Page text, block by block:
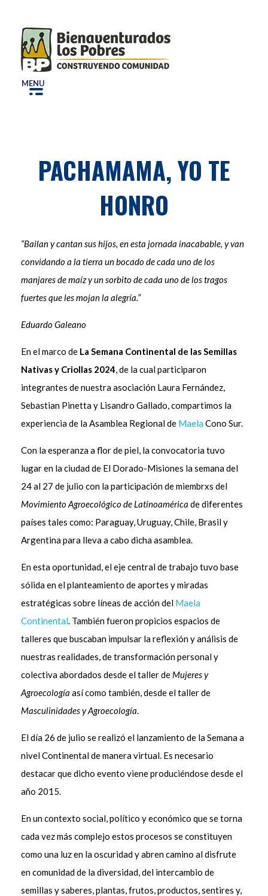
Bepe
MENU
PACHAMAMA, YO TE
HONRO
“Bailan y cantan sus hijos, en esta jornada inacabable, y van
convidando a la tierra un bocado de cada uno de los
manjares de maíz y un sorbito de cada uno de los tragos
fuertes que les mojan la alegría.”
Eduardo Galeano
En el marco de La Semana Continental de las Semillas
Nativas y Criollas 2024, de la cual participaron
integrantes de nuestra asociación Laura Fernández,
Sebastian Pinetta y Lisandro Gallado, compartimos la
experiencia de la Asamblea Regional de Maela Cono Sur.
Con la esperanza a flor de piel, la convocatoria tuvo
lugar en la ciudad de El Dorado-Misiones la semana del
24 al 27 de julio con la participación de miembrxs del
Movimiento Agroecológico de Latinoamérica de diferentes
países tales como: Paraguay, Uruguay, Chile, Brasil y
Argentina para lleva a cabo dicha asamblea.
En esta oportunidad, el eje central de trabajo tuvo base
sólida en el planteamiento de aportes y miradas
estratégicas sobre líneas de acción del Maela
Continental. También fueron propicios espacios de
talleres que buscaban impulsar la reflexión y análisis de
nuestras realidades, de transformación personal y
colectiva abordados desde el taller de Mujeres y
Agroecología así como también, desde el taller de
Masculinidades y Agroecología.
El día 26 de julio se realizó el lanzamiento de la Semana a
nivel Continental de manera virtual. Es necesario
destacar que dicho evento viene produciéndose desde el
año 2015.
En un contexto social, político y económico que se torna
cada vez más complejo estos procesos se constituyen
como una luz en la oscuridad y abren camino al disfrute
en comunidad de la diversidad, del intercambio de
semillas y saberes, plantas, frutos, productos, sentires y,